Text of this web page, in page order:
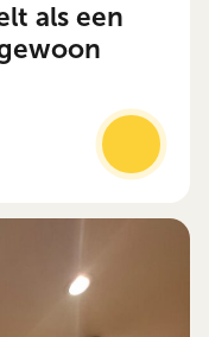
als een